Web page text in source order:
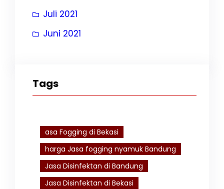
Juli 2021
Juni 2021
Tags
asa Fogging di Bekasi
harga Jasa fogging nyamuk Bandung
Jasa Disinfektan di Bandung
Jasa Disinfektan di Bekasi